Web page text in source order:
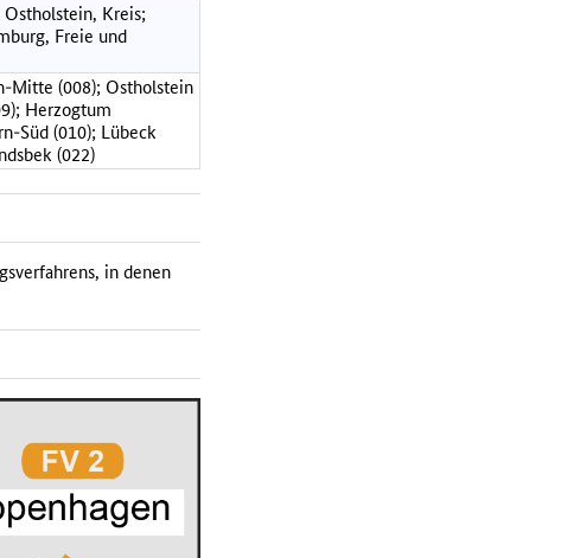
Kreis;
Freie und
Mitte (008); Ostholstein
Herzogtum
Süd (010); Lübeck
(022)
in denen